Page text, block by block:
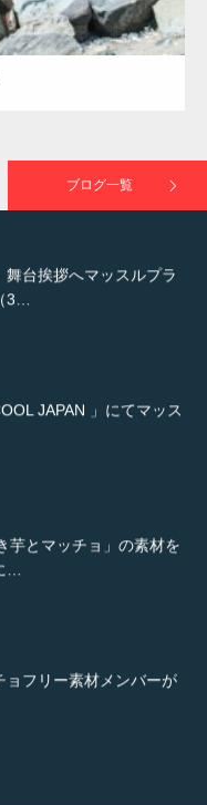
ブログ一覧
台挨拶へマッスルプラ
3…
JAPAN 」にてマッス
芋とマッチョ」の素材を
…
ョフリー素材メンバーが